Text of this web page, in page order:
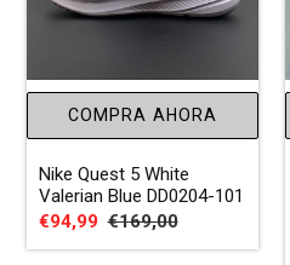
COMPRA AHORA
Nike Quest 5 White
Valerian Blue DD0204-101
Precio
de
€94,99 Precio
habitual
€169,00